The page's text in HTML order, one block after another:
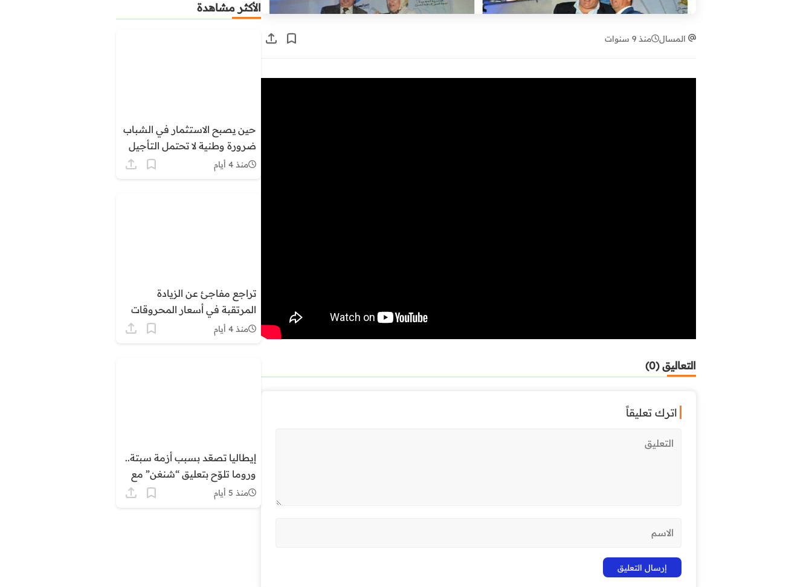
المسال منذ 9 سنوات
التعاليق (0)
اترك تعليقاً
الأكثر مشاهدة
حين يصبح الاستثمار في الشباب
ضرورة وطنية لا تحتمل التأجيل
منذ 4 أيام
تراجع مفاجئ عن الزيادة
المرتقبة في أسعار المحروقات
بالمغرب وسط ترقب وتساءلات
منذ 4 أيام
إيطاليا تصعّد بسبب أزمة سبتة..
وروما تلوّح بتعليق “شنغن” مع
إسبانيا
منذ 5 أيام